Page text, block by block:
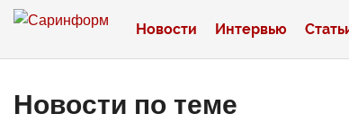
Новости Интервью
Новости по теме